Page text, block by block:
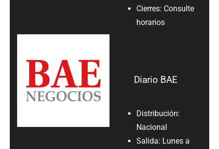
Cierres: Consulte
horarios
Diario BAE
Distribución:
Nacional
Salida: Lunes a